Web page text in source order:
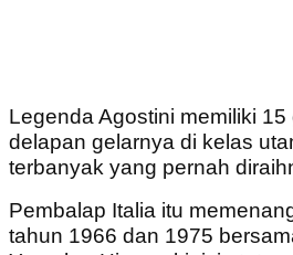
Legenda Agostini memiliki
delapan gelarnya di kelas
terbanyak yang pernah
Pembalap Italia itu
tahun 1966 dan 1975